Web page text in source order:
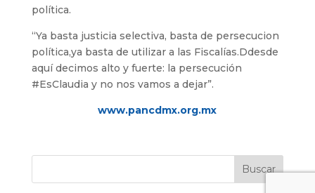
política.
“Ya basta justicia selectiva, basta de persecucion
política,ya basta de utilizar a las Fiscalías.Ddesde
aquí decimos alto y fuerte: la persecución
#EsClaudia y no nos vamos a dejar”.
www.pancdmx.org.mx